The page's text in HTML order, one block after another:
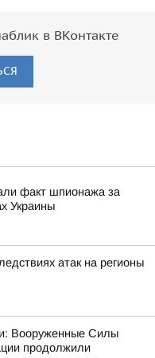
в ВКонтакте
факт шпионажа за
Украины
атак на регионы
Вооруженные Силы
продолжили